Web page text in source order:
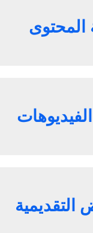
المحتوى
التقديمية